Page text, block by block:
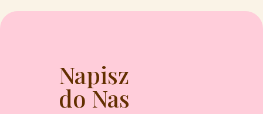
Napisz
do Nas